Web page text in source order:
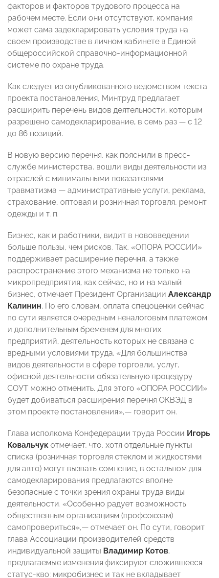
факторов и факторов трудового процесса на
рабочем месте. Если они отсутствуют, компания
может сама задекларировать условия труда на
своем производстве в личном кабинете в Единой
общероссийской справочно-информационной
системе по охране труда.
Как следует из опубликованного ведомством текста
проекта постановления, Минтруд предлагает
расширить перечень видов деятельности, которым
разрешено самодекларирование, в семь раз — с 12
до 86 позиций.
В новую версию перечня, как пояснили в пресс-
службе министерства, вошли виды деятельности из
отраслей с минимальными показателями
травматизма — административные услуги, реклама,
страхование, оптовая и розничная торговля, ремонт
одежды и т. п.
Бизнес, как и работники, видит в нововведении
больше пользы, чем рисков. Так, «ОПОРА РОССИИ»
поддерживает расширение перечня, а также
распространение этого механизма не только на
микропредприятия, как сейчас, но и на малый
бизнес, отмечает Президент Организации Александр
Калинин. По его словам, оплата спецоценки сейчас
по сути является очередным неналоговым платежом
и дополнительным бременем для многих
предприятий, деятельность которых не связана с
вредными условиями труда. «Для большинства
видов деятельности в сфере торговли, услуг,
офисной деятельности обязательную процедуру
СОУТ можно отменить. Для этого «ОПОРА РОССИИ»
будет добиваться расширения перечня ОКВЭД в
этом проекте постановления»,— говорит он.
Глава исполкома Конфедерации труда России Игорь
Ковальчук отмечает, что, хотя отдельные пункты
списка (розничная торговля стеклом и жидкостями
для авто) могут вызвать сомнение, в остальном для
самодекларирования предлагаются вполне
безопасные с точки зрения охраны труда виды
деятельности. «Особенно радует возможность
общественным организациям (профсоюзам)
самопровериться»,— отмечает он. По сути, говорит
глава Ассоциации производителей средств
индивидуальной защиты Владимир Котов,
предлагаемые изменения фиксируют сложившееся
статус-кво: микробизнес и так не вкладывает